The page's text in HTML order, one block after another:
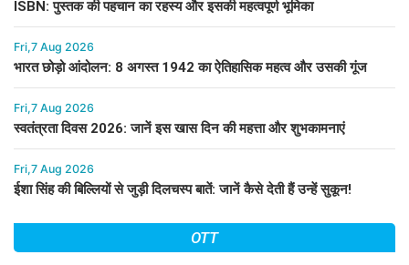
ISBN: पुस्तक की पहचान का रहस्य और इसकी महत्वपूर्ण भूमिका
Fri,7 Aug 2026
भारत छोड़ो आंदोलन: 8 अगस्त 1942 का ऐतिहासिक महत्व और उसकी गूंज
Fri,7 Aug 2026
स्वतंत्रता दिवस 2026: जानें इस खास दिन की महत्ता और शुभकामनाएं
Fri,7 Aug 2026
ईशा सिंह की बिल्लियों से जुड़ी दिलचस्प बातें: जानें कैसे देती हैं उन्हें सुकून!
OTT